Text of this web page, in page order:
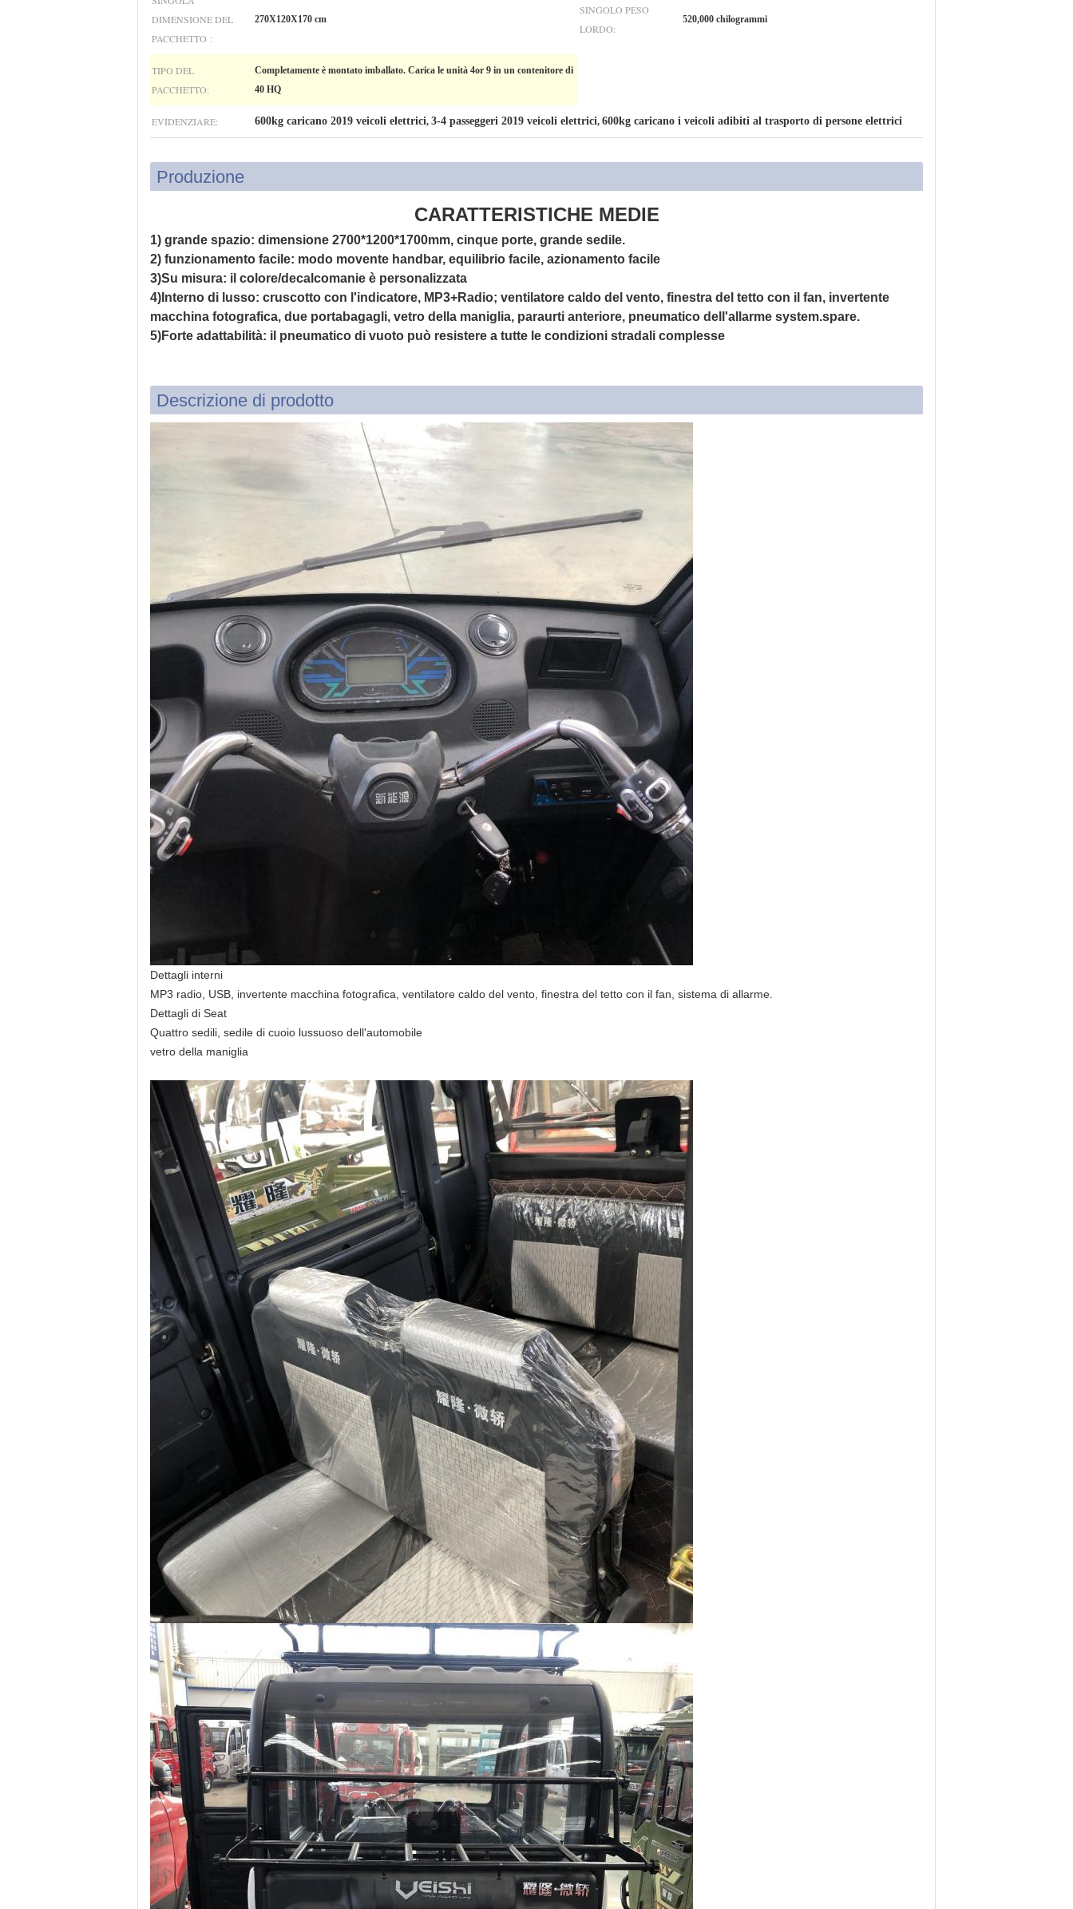
DIMENSIONE DEL
PACCHETTO :
270X120X170 cm
SINGOLO PESO
LORDO:
520,000 chilogrammi
TIPO DEL
PACCHETTO:
Completamente è montato imballato. Carica le unità 4or 9 in un contenitore di
40 HQ
EVIDENZIARE: 600kg caricano 2019 veicoli elettrici, 3-4 passeggeri 2019 veicoli elettrici, 600kg caricano i veicoli adibiti al trasporto di persone elettrici
Produzione
CARATTERISTICHE MEDIE
1) grande spazio: dimensione 2700*1200*1700mm, cinque porte, grande sedile.
2) funzionamento facile: modo movente handbar, equilibrio facile, azionamento facile
3)Su misura: il colore/decalcomanie è personalizzata
4)Interno di lusso: cruscotto con l'indicatore, MP3+Radio; ventilatore caldo del vento, finestra del tetto con il fan, invertente
macchina fotografica, due portabagagli, vetro della maniglia, paraurti anteriore, pneumatico dell'allarme system.spare.
5)Forte adattabilità: il pneumatico di vuoto può resistere a tutte le condizioni stradali complesse
Descrizione di prodotto
Dettagli interni
MP3 radio, USB, invertente macchina fotografica, ventilatore caldo del vento, finestra del tetto con il fan, sistema di allarme.
Dettagli di Seat
Quattro sedili, sedile di cuoio lussuoso dell'automobile
vetro della maniglia